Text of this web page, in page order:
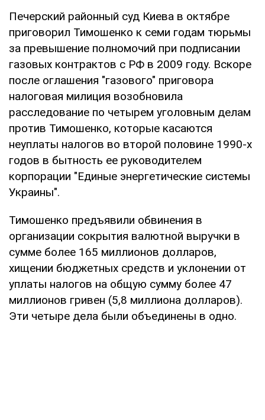
Печерский районный суд Киева в октябре
приговорил Тимошенко к семи годам тюрьмы
за превышение полномочий при подписании
газовых контрактов с РФ в 2009 году. Вскоре
после оглашения "газового" приговора
налоговая милиция возобновила
расследование по четырем уголовным делам
против Тимошенко, которые касаются
неуплаты налогов во второй половине 1990-х
годов в бытность ее руководителем
корпорации "Единые энергетические системы
Украины".
Тимошенко предъявили обвинения в
организации сокрытия валютной выручки в
сумме более 165 миллионов долларов,
хищении бюджетных средств и уклонении от
уплаты налогов на общую сумму более 47
миллионов гривен (5,8 миллиона долларов).
Эти четыре дела были объединены в одно.